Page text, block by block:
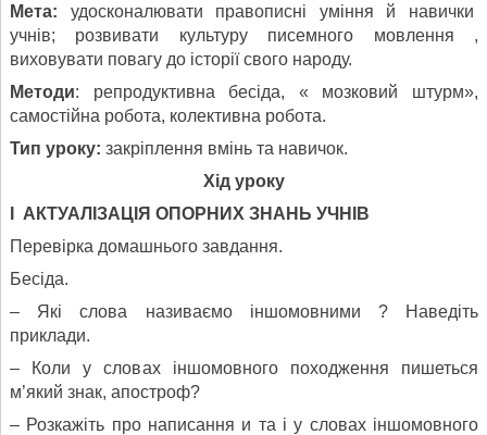
Мета: удосконалювати правописні уміння й навички
учнів; розвивати культуру писемного мовлення ,
виховувати повагу до історії свого народу.
Методи: репродуктивна бесіда, « мозковий штурм»,
самостійна робота, колективна робота.
Тип уроку: закріплення вмінь та навичок.
Хід уроку
I АКТУАЛІЗАЦІЯ ОПОРНИХ ЗНАНЬ УЧНІВ
Перевірка домашнього завдання.
Бесіда.
– Які слова називаємо іншомовними ? Наведіть
приклади.
– Коли у словах іншомовного походження пишеться
м’який знак, апостроф?
– Розкажіть про написання и та і у словах іншомовного